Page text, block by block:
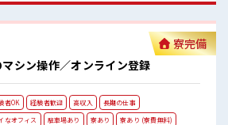
！ 食堂完備(1食約350円ほど)！ いたるところに
キレイに整備された働きやす職場です！
シン操作／オンライン登録
寮完備
者OK 経験者歓迎 高収入
長期の仕事
なオフィス
駐車場あり 寮あり
寮あり (寮費無料)